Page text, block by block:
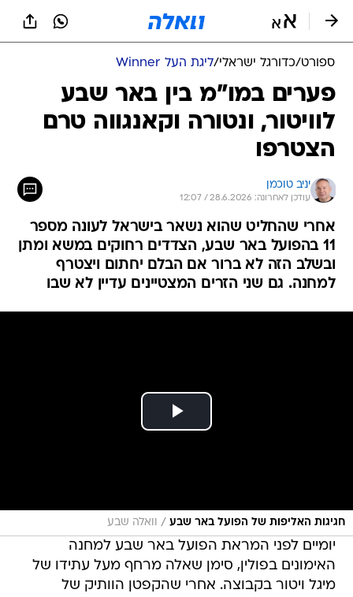
ספורט/כדורגל ישראלי/ליגת העל Winner
פערים במו"מ בין באר שבע
לוויטור, ונטורה וקאנגווה טרם
הצטרפו
יניב טוכמן
עודכן לאחרונה: 28.6.2026 / 12:07
אחרי שהחליט שהוא נשאר בישראל לעונה מספר
11 בהפועל באר שבע, הצדדים רחוקים במשא ומתן
ובשלב הזה לא ברור אם הבלם יחתום ויצטרף
למחנה. גם שני הזרים המצטיינים עדיין לא שבו
חגיגות האליפות של הפועל באר שבע / וואלה שבע
יומיים לפני המראת הפועל באר שבע למחנה
האימונים בפולין, סימן שאלה מרחף מעל עתידו של
מיגל ויטור בקבוצה. אחרי שהקפטן הוותיק של